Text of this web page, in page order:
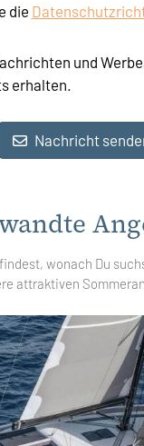
die
und
erhalten.
Nachricht
wonach Du
attraktiven